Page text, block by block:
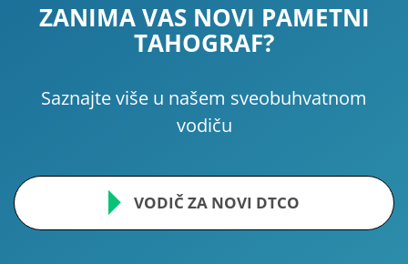
ZANIMA VAS NOVI PAMETNI
TAHOGRAF?
Saznajte više u našem sveobuhvatnom
vodiču
VODIČ ZA NOVI DTCO